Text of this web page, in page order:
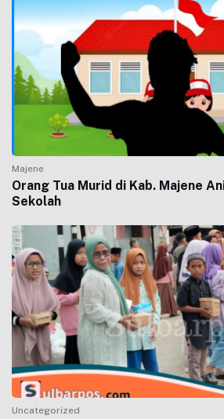
Majene
Orang Tua Murid di Kab. Majene
Sekolah
Uncategorized